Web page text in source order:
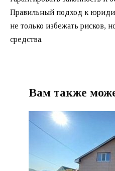
Правильный подход к
не только избежать рисков,
средства.
Вам также